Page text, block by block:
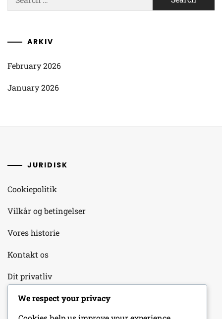
for:
ARKIV
February 2026
January 2026
JURIDISK
Cookiepolitik
Vilkår og betingelser
Vores historie
Kontakt os
Dit privatliv
KATEGORIER
We respect your privacy